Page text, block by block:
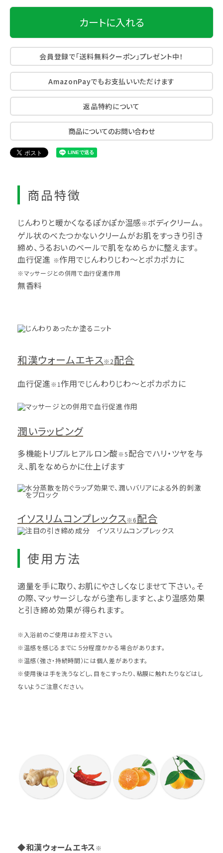
カートに入れる
会員登録で「送料無料クーポン」プレゼント中！
AmazonPayでもお支払いいただけます
返品特約について
商品についてのお問い合わせ
商品特徴
じんわりと暖かくなるぽかぽか温感※ボディクリーム。
ゲル状のべたつかないクリームがお肌をすっきり引き
締め、うるおいのベールで肌をなめらかに整えます。
血行促進 ※作用でじんわりじわ～とポカポカに
※マッサージとの併用で血行促進作用
無香料
和漢ウォームエキス※2配合
血行促進※1作用でじんわりじわ～とポカポカに
潤いラッピング
多機能トリプルヒアルロン酸※5配合でハリ・ツヤを与
え、肌をなめらかに仕上げます
イソスリムコンプレックス※6配合
使用方法
適量を手に取り、お肌にやさしくなじませて下さい。そ
の際、マッサージしながら塗布しますと、より温感効果
と引き締め効果が得られます。
※入浴前のご使用はお控え下さい。
※温感を感じるまでに５分程度かかる場合があります。
※温感（強さ・持続時間）には個人差があります。
※使用後は手を洗うなどし、目をこすったり、粘膜に触れたりなどはし
ないようご注意ください。
◆和漢ウォームエキス※